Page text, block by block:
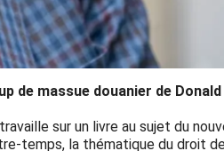
de massue douanier de Donald
sur un livre au sujet du
temps, la thématique du droit